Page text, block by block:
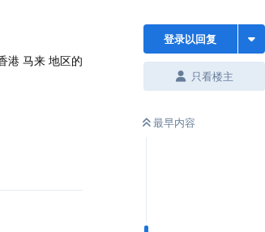
登录以回复
只看楼主
最早内容
港 马来 地区的